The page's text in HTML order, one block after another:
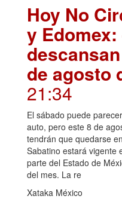
Hoy No
y
de agosto
21:34
El sábado puede
auto, pero este 8 de
tendrán que quedarse
Sabatino estará vigente
parte del Estado de
del mes. La re
Xataka México